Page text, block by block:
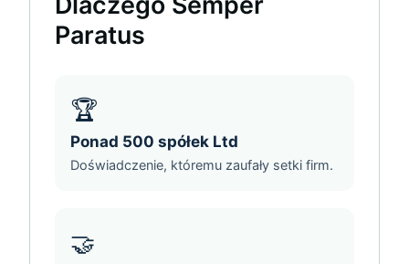
Paratus
🏆
Ponad 500 spółek Ltd
Doświadczenie, któremu zaufały setki firm.
🤝